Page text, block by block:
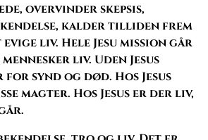
overvinder skepsis,
kalder tilliden frem
liv. Hele Jesu mission går
liv. Uden Jesus
synd og død. Hos Jesus
magter. Hos Jesus er der liv,